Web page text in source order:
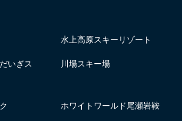
水上高原スキーリゾート
いぎス
川場スキー場
ホワイトワールド尾瀬岩鞍